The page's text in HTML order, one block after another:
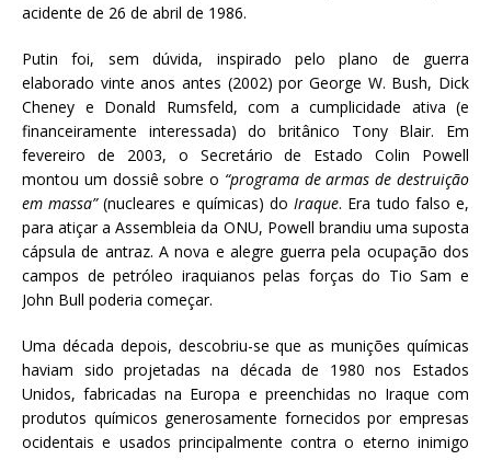
acidente de 26 de abril de 1986.
Putin foi, sem dúvida, inspirado pelo plano de guerra
elaborado vinte anos antes (2002) por George W. Bush, Dick
Cheney e Donald Rumsfeld, com a cumplicidade ativa (e
financeiramente interessada) do britânico Tony Blair. Em
fevereiro de 2003, o Secretário de Estado Colin Powell
montou um dossiê sobre o “programa de armas de destruição
em massa”(nucleares e químicas) do Iraque. Era tudo falso e,
para atiçar a Assembleia da ONU, Powell brandiu uma suposta
cápsula de antraz. A nova e alegre guerra pela ocupação dos
campos de petróleo iraquianos pelas forças do Tio Sam e
John Bull poderia começar.
Uma década depois, descobriu-se que as munições químicas
haviam sido projetadas na década de 1980 nos Estados
Unidos, fabricadas na Europa e preenchidas no Iraque com
produtos químicos generosamente fornecidos por empresas
ocidentais e usados principalmente contra o eterno inimigo